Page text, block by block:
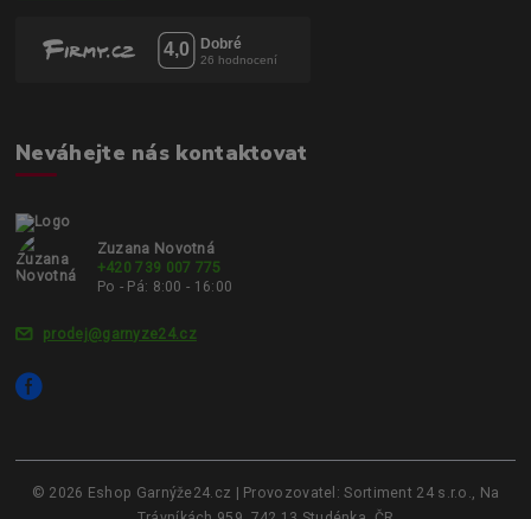
Neváhejte nás kontaktovat
Zuzana Novotná
+420 739 007 775
Po - Pá: 8:00 - 16:00
prodej@garnyze24.cz
© 2026 Eshop Garnýže24.cz | Provozovatel: Sortiment 24 s.r.o., Na